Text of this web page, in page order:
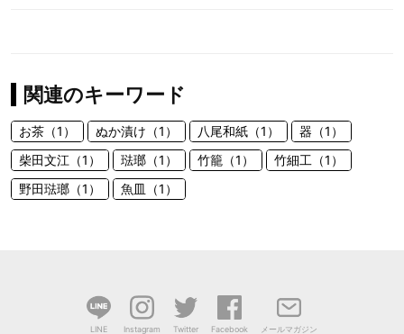
関連のキーワード
お茶（1） ぬか漬け（1） 八尾和紙（1）
器（1）
柴田文江（1）
琺瑯（1） 竹籠（1）
竹細工（1）
野田琺瑯（1）
魚皿（1）
LINE Instagram Twitter Facebook メールマガジン